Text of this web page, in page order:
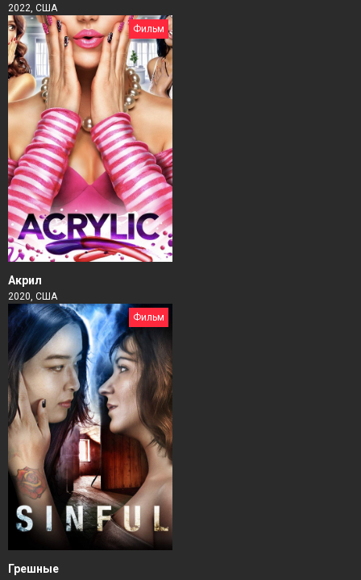
2022, США
Фильм
Акрил
2020, США
Фильм
Грешные